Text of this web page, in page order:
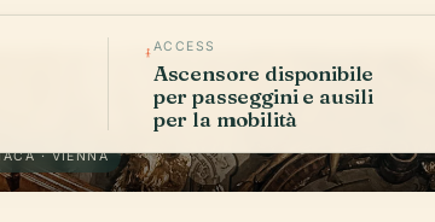
· VIENNA
ACCESS
Ascensore disponibile
per passeggini e ausili
per la mobilità